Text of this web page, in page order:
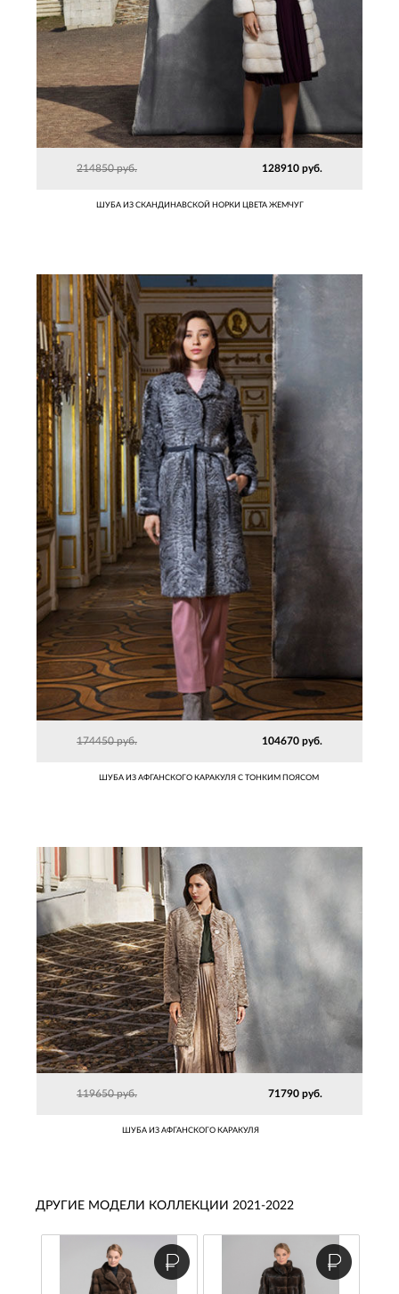
ШУБА ИЗ СКАНДИНАВСКОЙ НОРКИ ЦВЕТА ЖЕМЧУГ
214850 руб. 128910 руб.
ШУБА ИЗ АФГАНСКОГО КАРАКУЛЯ С ТОНКИМ ПОЯСОМ
174450 руб. 104670 руб.
ШУБА ИЗ АФГАНСКОГО КАРАКУЛЯ
119650 руб. 71790 руб.
ДРУГИЕ МОДЕЛИ КОЛЛЕКЦИИ 2021-2022